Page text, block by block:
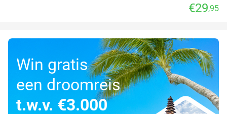
€29,95
Win gratis
een droomreis
t.w.v. €3.000